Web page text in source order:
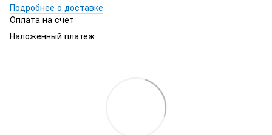
Подробнее о доставке
Оплата на счет
Наложенный платеж